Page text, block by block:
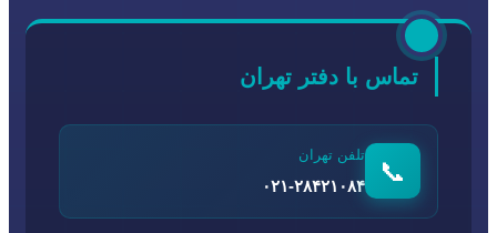
تماس با دفتر تهران
📞
تلفن تهران
۰۲۱-۲۸۴۲۱۰۸۴